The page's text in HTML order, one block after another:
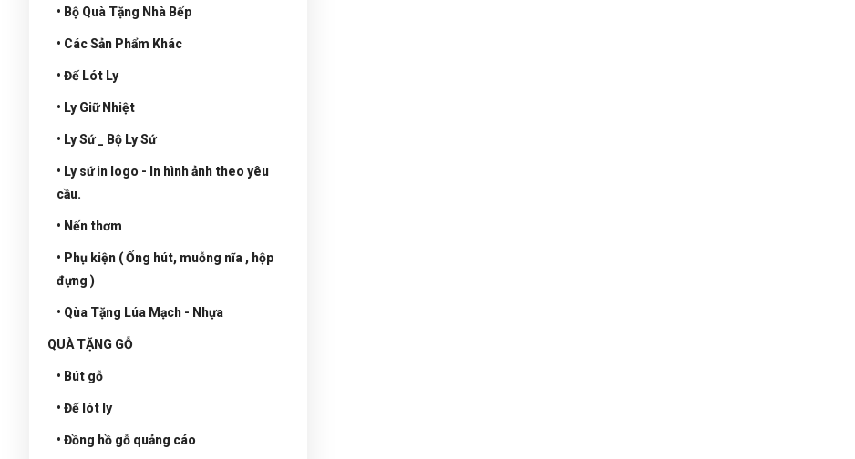
• Bộ Quà Tặng Nhà Bếp
• Các Sản Phẩm Khác
• Đế Lót Ly
• Ly Giữ Nhiệt
• Ly Sứ _ Bộ Ly Sứ
• Ly sứ in logo - In hình ảnh theo yêu
cầu.
• Nến thơm
• Phụ kiện ( Ống hút, muỗng nĩa , hộp
đựng )
• Qùa Tặng Lúa Mạch - Nhựa
QUÀ TẶNG GỖ
• Bút gỗ
• Đế lót ly
• Đồng hồ gỗ quảng cáo